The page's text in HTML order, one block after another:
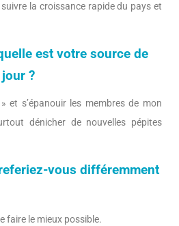
la croissance rapide du pays et
est votre source de
?
et s’épanouir les membres de mon
dénicher de nouvelles pépites
vous différemment
faire le mieux possible.